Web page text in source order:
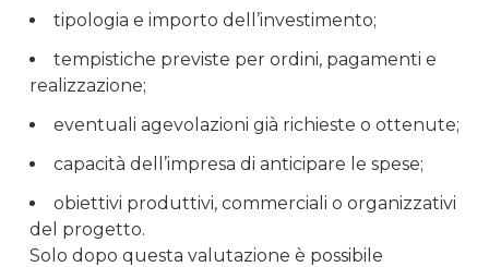
tipologia e importo dell’investimento;
tempistiche previste per ordini, pagamenti e
realizzazione;
eventuali agevolazioni già richieste o ottenute;
capacità dell’impresa di anticipare le spese;
obiettivi produttivi, commerciali o organizzativi
del progetto.
Solo dopo questa valutazione è possibile